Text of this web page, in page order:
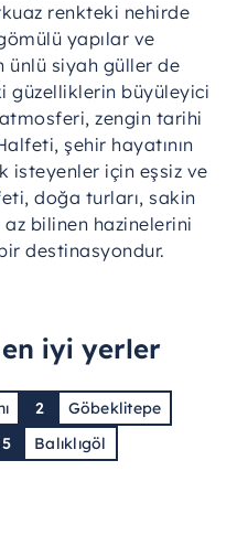
renkteki nehirde
yapılar ve
ünlü siyah güller de
güzelliklerin büyüleyici
zengin tarihi
şehir hayatının
isteyenler için eşsiz ve
doğa turları, sakin
bilinen hazinelerini
destinasyondur.
iyi yerler
2
Göbeklitepe
5
Balıklıgöl